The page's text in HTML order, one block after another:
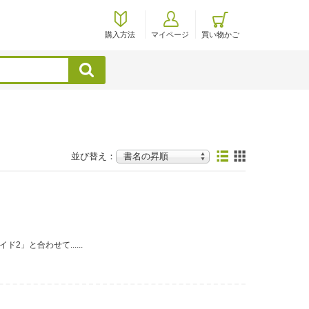
購入方法 マイページ 買い物かご
検索
並び替え：
ド2」と合わせて......